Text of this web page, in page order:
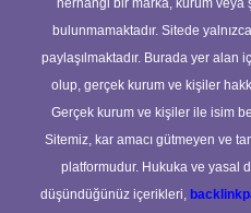
herhangi bir marka, kurum veya
bulunmamaktadır. Sitede
paylaşılmaktadır. Burada yer alan
olup, gerçek kurum ve kişiler
Gerçek kurum ve kişiler ile isim
Sitemiz, kar amacı gütmeyen ve
platformudur. Hukuka ve yasal
düşündüğünüz içerikleri,